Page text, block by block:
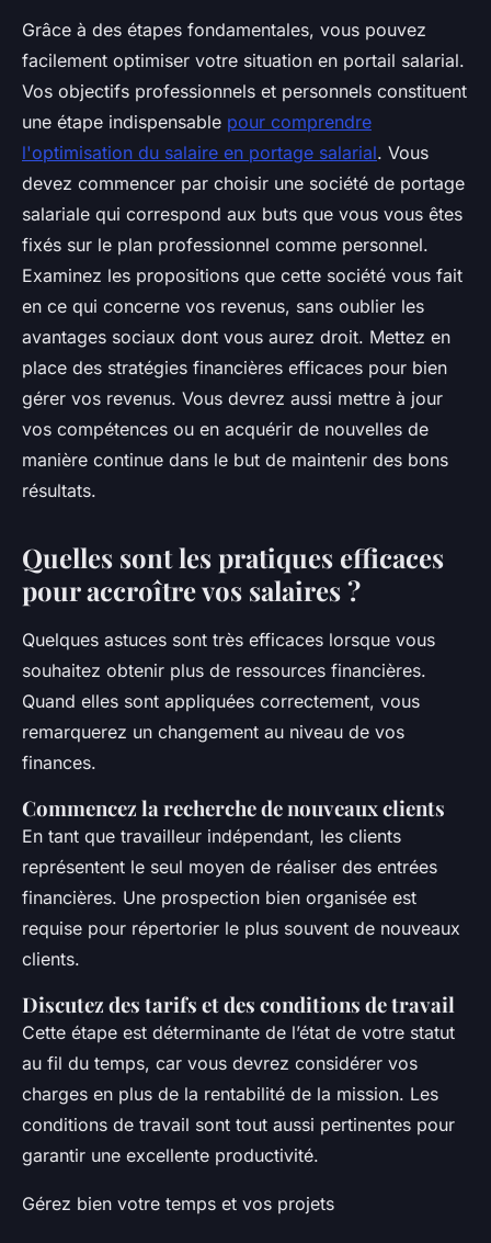
Grâce à des étapes fondamentales, vous pouvez
facilement optimiser votre situation en portail salarial.
Vos objectifs professionnels et personnels constituent
une étape indispensable pour comprendre
l'optimisation du salaire en portage salarial. Vous
devez commencer par choisir une société de portage
salariale qui correspond aux buts que vous vous êtes
fixés sur le plan professionnel comme personnel.
Examinez les propositions que cette société vous fait
en ce qui concerne vos revenus, sans oublier les
avantages sociaux dont vous aurez droit. Mettez en
place des stratégies financières efficaces pour bien
gérer vos revenus. Vous devrez aussi mettre à jour
vos compétences ou en acquérir de nouvelles de
manière continue dans le but de maintenir des bons
résultats.
Quelles sont les pratiques efficaces
pour accroître vos salaires ?
Quelques astuces sont très efficaces lorsque vous
souhaitez obtenir plus de ressources financières.
Quand elles sont appliquées correctement, vous
remarquerez un changement au niveau de vos
finances.
Commencez la recherche de nouveaux clients
En tant que travailleur indépendant, les clients
représentent le seul moyen de réaliser des entrées
financières. Une prospection bien organisée est
requise pour répertorier le plus souvent de nouveaux
clients.
Discutez des tarifs et des conditions de travail
Cette étape est déterminante de l’état de votre statut
au fil du temps, car vous devrez considérer vos
charges en plus de la rentabilité de la mission. Les
conditions de travail sont tout aussi pertinentes pour
garantir une excellente productivité.
Gérez bien votre temps et vos projets